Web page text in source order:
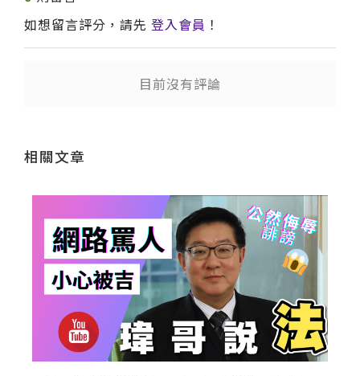
如想留言評分，請先 登入會員 ！
目前沒有評論
相關文章